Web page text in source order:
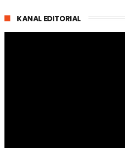
KANAL EDITORIAL